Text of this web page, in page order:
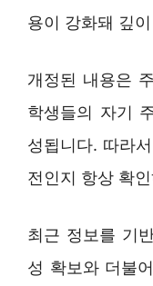
용이 강화돼 깊
개정된 내용은
학생들의 자기
성됩니다. 따라
전인지 항상 확
최근 정보를 기
성 확보와 더불